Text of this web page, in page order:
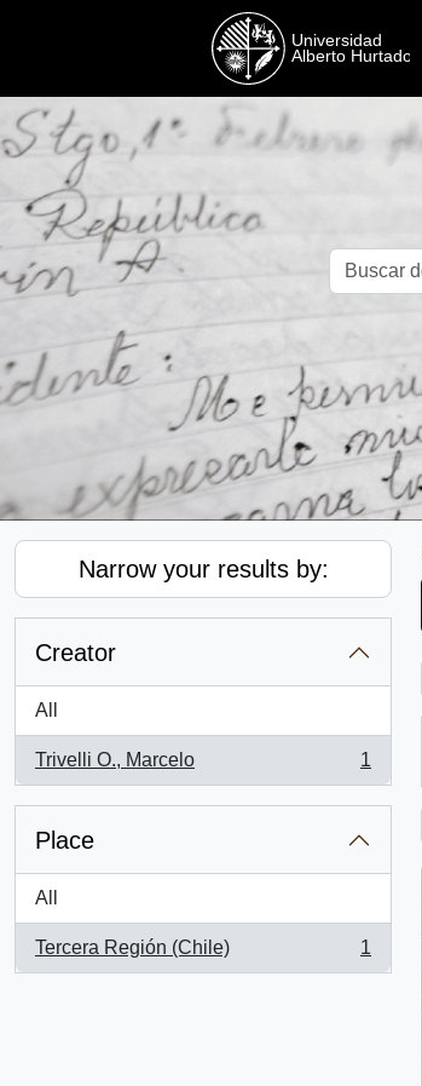
Narrow your results by:
Creator
All
Trivelli O., Marcelo
, 1 results
1
Place
All
Tercera Región (Chile)
, 1 results
1